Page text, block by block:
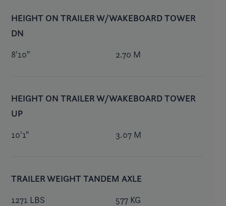
HEIGHT ON TRAILER W/WAKEBOARD TOWER
DN
8'10" 2.70 M
HEIGHT ON TRAILER W/WAKEBOARD TOWER
UP
10'1" 3.07 M
TRAILER WEIGHT TANDEM AXLE
1271 LBS 577 KG